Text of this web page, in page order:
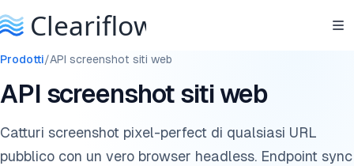
Prodotti/API screenshot siti web
API screenshot siti web
Catturi screenshot pixel-perfect di qualsiasi URL
pubblico con un vero browser headless. Endpoint sync